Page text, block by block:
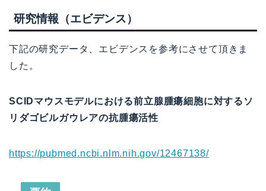
研究情報（エビデンス）
下記の研究データ、エビデンスを参考にさせて頂きま
した。
SCIDマウスモデルにおける前立腺腫瘍細胞に対するソ
リダゴビルガウレアの抗腫瘍活性
https://pubmed.ncbi.nlm.nih.gov/12467138/